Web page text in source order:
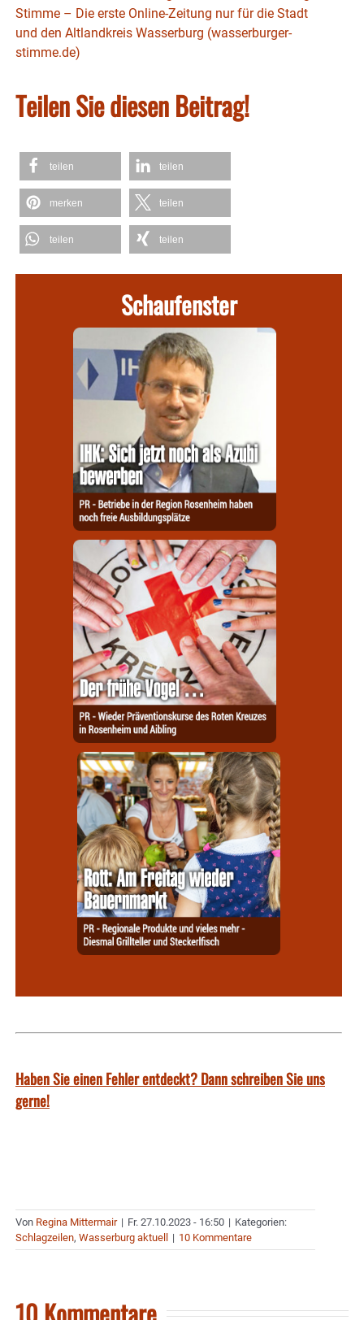
Stimme – Die erste Online-Zeitung nur für die Stadt
und den Altlandkreis Wasserburg (wasserburger-
stimme.de)
Teilen Sie diesen Beitrag!
teilen teilen
merken teilen
teilen teilen
Schaufenster
Haben Sie einen Fehler entdeckt? Dann schreiben Sie uns
gerne!
Von Regina Mittermair | Fr. 27.10.2023 - 16:50 | Kategorien:
Schlagzeilen, Wasserburg aktuell | 10 Kommentare